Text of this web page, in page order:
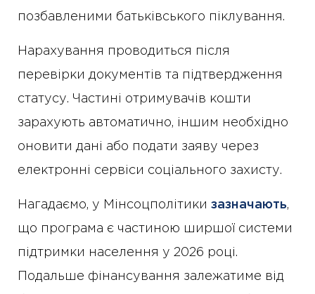
позбавленими батьківського піклування.
Нарахування проводиться після
перевірки документів та підтвердження
статусу. Частині отримувачів кошти
зарахують автоматично, іншим необхідно
оновити дані або подати заяву через
електронні сервіси соціального захисту.
Нагадаємо, у Мінсоцполітики зазначають,
що програма є частиною ширшої системи
підтримки населення у 2026 році.
Подальше фінансування залежатиме від